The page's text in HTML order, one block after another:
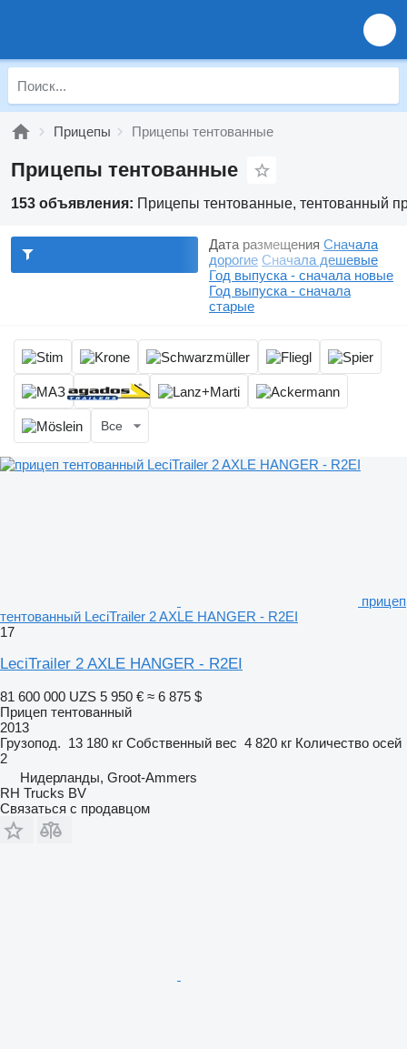
Прицепы Прицепы тентованные
Прицепы тентованные
153 объявления: Прицепы тентованные, тентованный
Дата размещения Сначала
дорогие Сначала дешевые
Год выпуска - сначала новые
Год выпуска - сначала
старые
Все
прицеп
тентованный LeciTrailer 2 AXLE HANGER - R2EI
17
LeciTrailer 2 AXLE HANGER - R2EI
81 600 000 UZS 5 950 € ≈ 6 875 $
Прицеп тентованный
2013
Грузопод. 13 180 кг Собственный вес 4 820 кг Количество осей
2
Нидерланды, Groot-Ammers
RH Trucks BV
Связаться с продавцом